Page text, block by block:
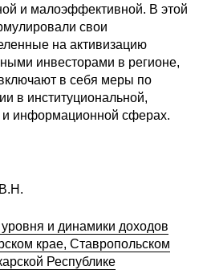
и малоэффективной. В этой
свои
на активизацию
инвесторами в регионе,
в себя меры по
в институциональной,
и информационной сферах.
уровня и динамики доходов
крае, Ставропольском
Республике